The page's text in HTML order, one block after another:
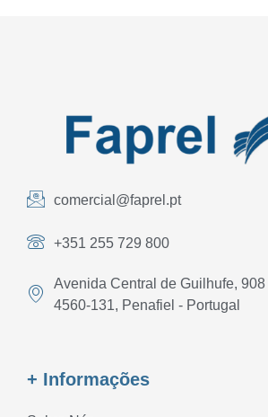
comercial@faprel.pt
+351 255 729 800
Avenida Central de Guilhufe, 908
4560-131, Penafiel - Portugal
+ Informações